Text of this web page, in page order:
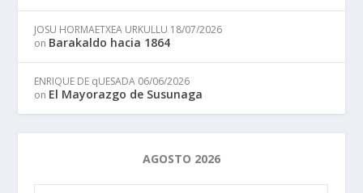
JOSU HORMAETXEA URKULLU 18/07/2026
on Barakaldo hacia 1864
ENRIQUE DE qUESADA 06/06/2026
on El Mayorazgo de Susunaga
AGOSTO 2026